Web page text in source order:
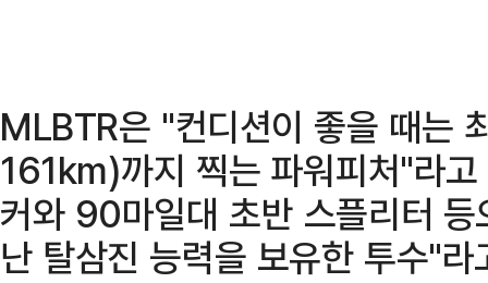
MLBTR은 "컨디션이 좋을 때는
161km)까지 찍는 파워피처"라
커와 90마일대 초반 스플리터
난 탈삼진 능력을 보유한 투수"라